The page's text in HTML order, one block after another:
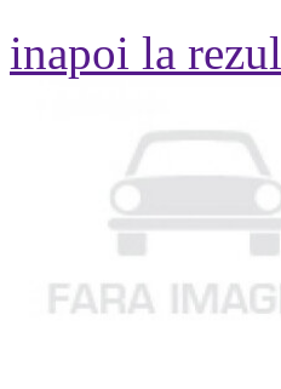
inapoi la